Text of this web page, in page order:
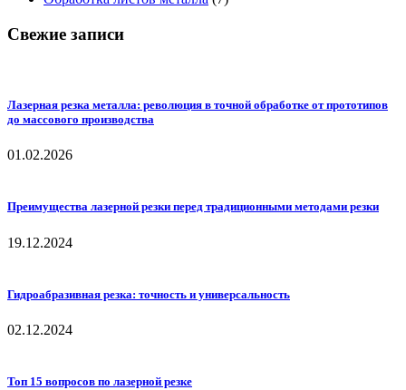
Свежие записи
Лазерная резка металла: революция в точной обработке от прототипов
до массового производства
01.02.2026
Преимущества лазерной резки перед традиционными методами резки
19.12.2024
Гидроабразивная резка: точность и универсальность
02.12.2024
Топ 15 вопросов по лазерной резке